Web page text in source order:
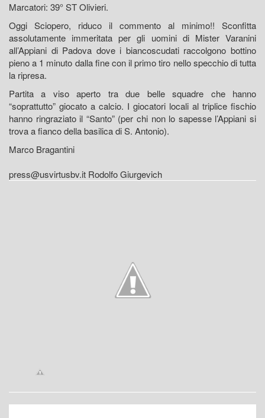
Marcatori: 39° ST Olivieri.
Oggi Sciopero, riduco il commento al minimo!! Sconfitta
assolutamente immeritata per gli uomini di Mister Varanini
all’Appiani di Padova dove i biancoscudati raccolgono bottino
pieno a 1 minuto dalla fine con il primo tiro nello specchio di tutta
la ripresa.
Partita a viso aperto tra due belle squadre che hanno
“soprattutto” giocato a calcio. I giocatori locali al triplice fischio
hanno ringraziato il “Santo” (per chi non lo sapesse l’Appiani si
trova a fianco della basilica di S. Antonio).
Marco Bragantini
press@usvirtusbv.it Rodolfo Giurgevich